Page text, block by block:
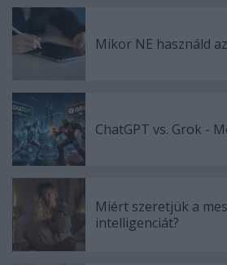
Mikor NE használd
ChatGPT vs. Grok -
Miért szeretjük a
intelligenciát?